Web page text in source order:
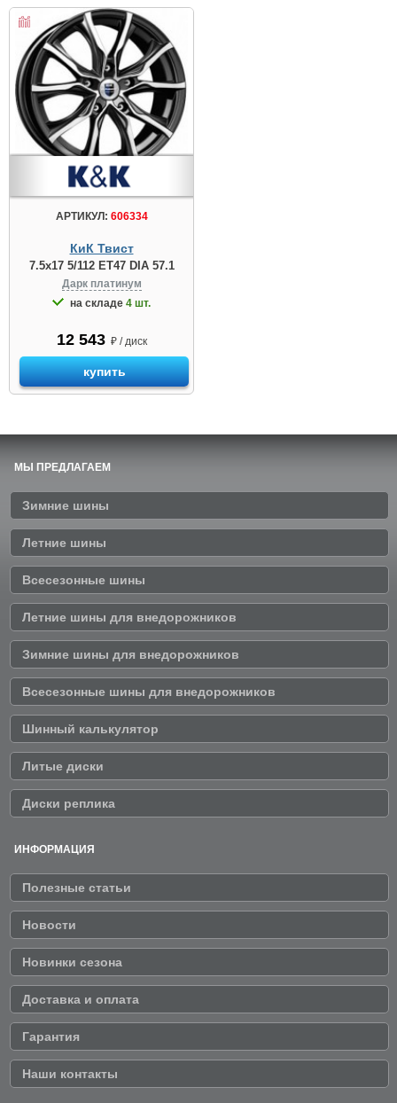
АРТИКУЛ: 606334
КиК Твист
7.5x17 5/112 ET47 DIA 57.1
Дарк платинум
на складе 4 шт.
12 543 ₽ / диск
купить
МЫ ПРЕДЛАГАЕМ
Зимние шины
Летние шины
Всесезонные шины
Летние шины для внедорожников
Зимние шины для внедорожников
Всесезонные шины для внедорожников
Шинный калькулятор
Литые диски
Диски реплика
ИНФОРМАЦИЯ
Полезные статьи
Новости
Новинки сезона
Доставка и оплата
Гарантия
Наши контакты